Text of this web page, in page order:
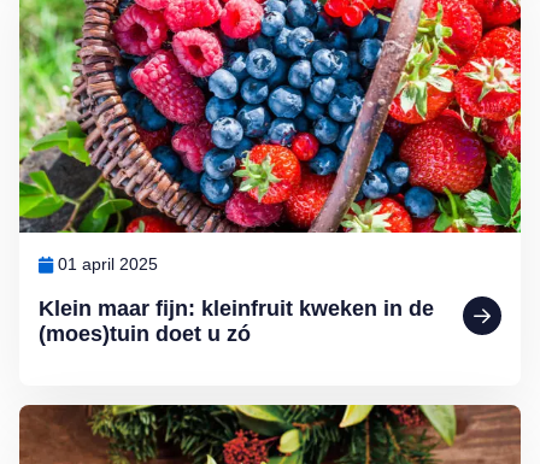
Klein maar fijn: kleinfruit kweken in de
(moes)tuin doet u zó
01 april 2025
Lees meer over Zelf kerststukjes maken doet u zó